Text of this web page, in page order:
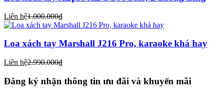
Liên hệ1.000.000₫
Loa xách tay Marshall J216 Pro, karaoke khá hay
Liên hệ2.990.000₫
Đăng ký nhận thông tin ưu đãi và khuyến mãi